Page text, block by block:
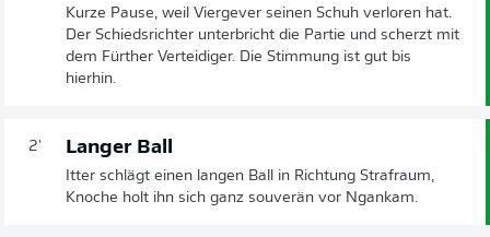
Kurze Pause, weil Viergever seinen Schuh verloren hat.
Der Schiedsrichter unterbricht die Partie und scherzt mit
dem Fürther Verteidiger. Die Stimmung ist gut bis
hierhin.
2' Langer Ball
Itter schlägt einen langen Ball in Richtung Strafraum,
Knoche holt ihn sich ganz souverän vor Ngankam.